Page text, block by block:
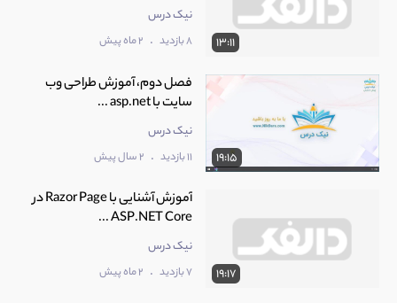
13:11
نیک درس
8 بازدید . 2 ماه پیش
19:15
فصل دوم، آموزش طراحی وب
سایت با asp.net ...
نیک درس
11 بازدید . 2 سال پیش
19:17
آموزش آشنایی با Razor Page در
ASP.NET Core ...
نیک درس
7 بازدید . 2 ماه پیش